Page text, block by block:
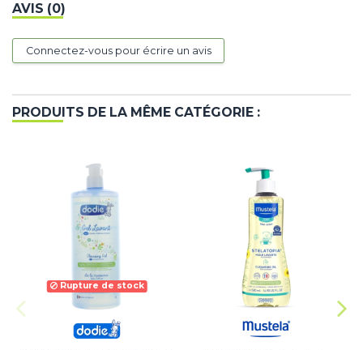
AVIS (0)
Connectez-vous pour écrire un avis
PRODUITS DE LA MÊME CATÉGORIE :
Rupture de stock